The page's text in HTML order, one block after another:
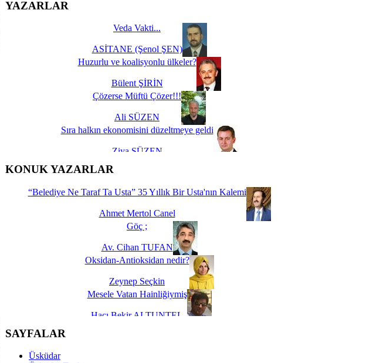
YAZARLAR
Veda Vakti...
ASİTANE (Şenol ŞEN)
Huzurlu ve koalisyonlu ülkeler?
Bülent ŞİRİN
Çözerse Müftü Çözer!!!
Ali SÜZEN
Sıra halkın ekonomisini düzeltmeye geldi
Ziya SÜZEN
İşte Biz buyuz...
KONUK YAZARLAR
“Belediye Ne Taraf Ta Usta” 35 Yıllık Bir Usta'nın Kalemi
Ahmet Mertol Canel
Göç ;
Av. Cihan TUFAN
Oksidan-Antioksidan nedir?
Zeynep Seçkin
Mesele Vatan Hainliğiymiş
Hacı Bekir ALTUNTEL
SAYFALAR
Üsküdar